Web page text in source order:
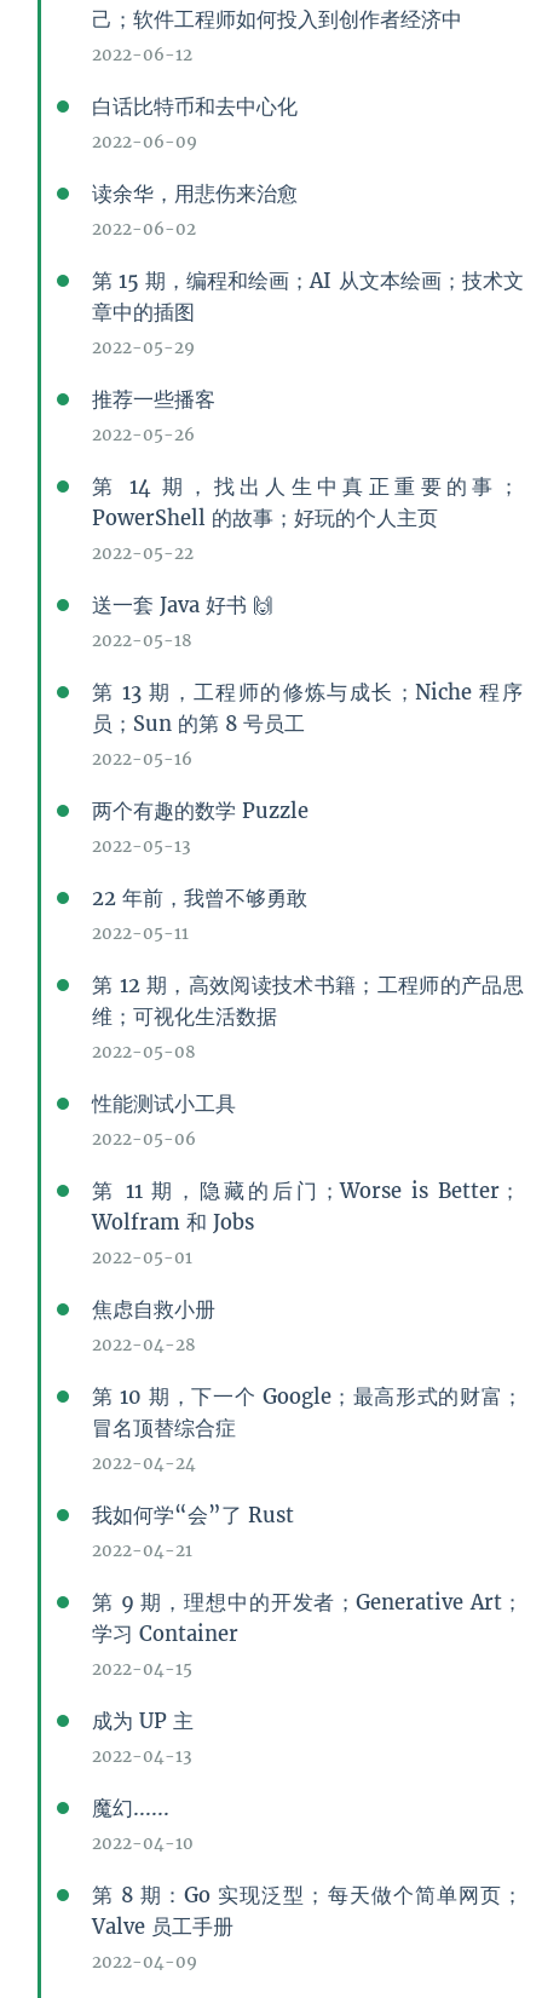
己；软件工程师如何投入到创作者经济中
2022-06-12
白话比特币和去中心化
2022-06-09
读余华，用悲伤来治愈
2022-06-02
第 15 期，编程和绘画；AI 从文本绘画；技术文
章中的插图
2022-05-29
推荐一些播客
2022-05-26
第 14 期，找出人生中真正重要的事；
PowerShell 的故事；好玩的个人主页
2022-05-22
送一套 Java 好书 🙌
2022-05-18
第 13 期，工程师的修炼与成长；Niche 程序
员；Sun 的第 8 号员工
2022-05-16
两个有趣的数学 Puzzle
2022-05-13
22 年前，我曾不够勇敢
2022-05-11
第 12 期，高效阅读技术书籍；工程师的产品思
维；可视化生活数据
2022-05-08
性能测试小工具
2022-05-06
第 11 期，隐藏的后门；Worse is Better；
Wolfram 和 Jobs
2022-05-01
焦虑自救小册
2022-04-28
第 10 期，下一个 Google；最高形式的财富；
冒名顶替综合症
2022-04-24
我如何学“会”了 Rust
2022-04-21
第 9 期，理想中的开发者；Generative Art；
学习 Container
2022-04-15
成为 UP 主
2022-04-13
魔幻......
2022-04-10
第 8 期：Go 实现泛型；每天做个简单网页；
Valve 员工手册
2022-04-09